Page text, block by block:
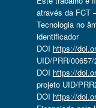
através da FCT
Tecnologia no
identificador
DOI https://
UID/PRR/
DOI https://
projeto UID/
DOI https://